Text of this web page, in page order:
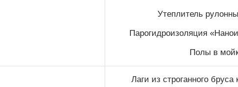
Утеплитель
Парогидроизоляция
Полы в
Лаги из строганного